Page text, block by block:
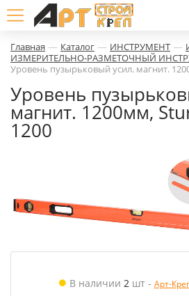
Главная — Каталог — ИНСТРУМЕНТ —
ИЗМЕРИТЕЛЬНО-РАЗМЕТОЧНЫЙ
Уровень пузырьковый усил. магнит.
Уровень
магнит. 1200мм,
1200
В наличии 2 шт- Арт-